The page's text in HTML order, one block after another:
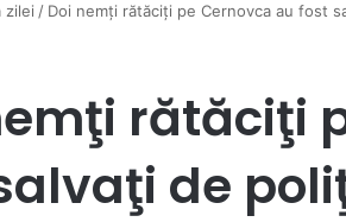
zilei / Doi nemţi rătăciţi pe Cernovca au fost
rătăciţi
de